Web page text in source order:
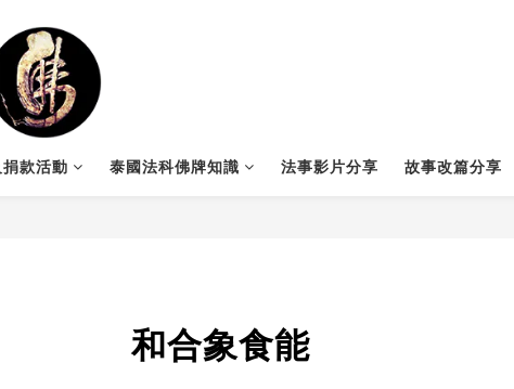
款活動 泰國法科佛牌知識 法事影片分享 故事改篇分享
和合象食能